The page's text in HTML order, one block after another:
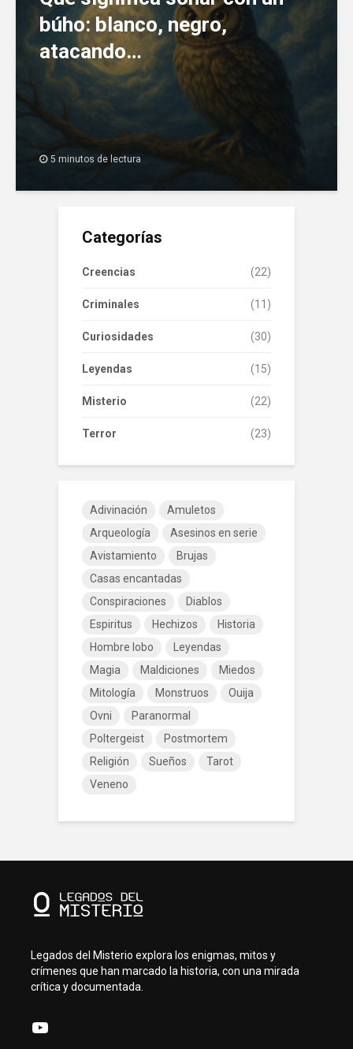
búho: blanco, negro,
atacando…
5 minutos de lectura
Categorías
Creencias (22)
Criminales (11)
Curiosidades (30)
Leyendas (15)
Misterio (22)
Terror (23)
Adivinación
Amuletos
Arqueología
Asesinos en serie
Avistamiento
Brujas
Casas encantadas
Conspiraciones
Diablos
Espiritus
Hechizos
Historia
Hombre lobo
Leyendas
Magia
Maldiciones
Miedos
Mitología
Monstruos
Ouija
Ovni
Paranormal
Poltergeist
Postmortem
Religión
Sueños
Tarot
Veneno
Legados del Misterio explora los enigmas, mitos y
crímenes que han marcado la historia, con una mirada
crítica y documentada.
YouTube